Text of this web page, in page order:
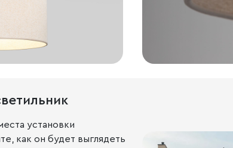
установки
как он будет выглядеть